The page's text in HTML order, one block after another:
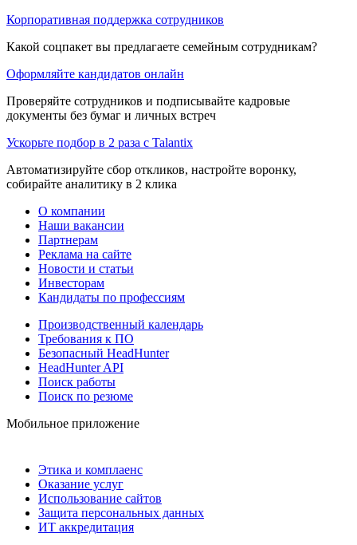
Корпоративная поддержка сотрудников
Какой соцпакет вы предлагаете семейным сотрудникам?
Оформляйте кандидатов онлайн
Проверяйте сотрудников и подписывайте кадровые
документы без бумаг и личных встреч
Ускорьте подбор в 2 раза с Talantix
Автоматизируйте сбор откликов, настройте воронку,
собирайте аналитику в 2 клика
О компании
Наши вакансии
Партнерам
Реклама на сайте
Новости и статьи
Инвесторам
Кандидаты по профессиям
Производственный календарь
Требования к ПО
Безопасный HeadHunter
HeadHunter API
Поиск работы
Поиск по резюме
Мобильное приложение
Этика и комплаенс
Оказание услуг
Использование сайтов
Защита персональных данных
ИТ аккредитация